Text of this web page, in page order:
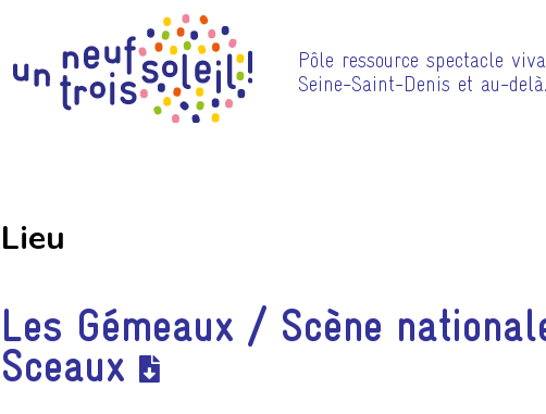
Pôle ressource spectacle
Seine-Saint-Denis et au-
Lieu
Les Gémeaux / Scène
Sceaux